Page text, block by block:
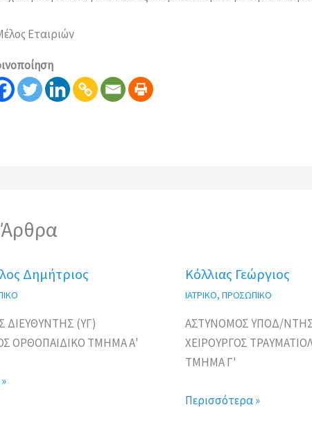
Εταιριών
Άρθρα
Δημήτριος
ΔΙΕΥΘΥΝΤΗΣ (ΥΓ)
ΟΡΘΟΠΑΙΔΙΚΟ ΤΜΗΜΑ Α'
Κόλλιας Γεώργιος
ΙΑΤΡΙΚΟ,ΠΡΟΣΩΠΙΚΟ
ΑΣΤΥΝΟΜΟΣ ΥΠΟΔ/
ΧΕΙΡΟΥΡΓΟΣ
ΤΜΗΜΑ Γ'
Περισσότερα »